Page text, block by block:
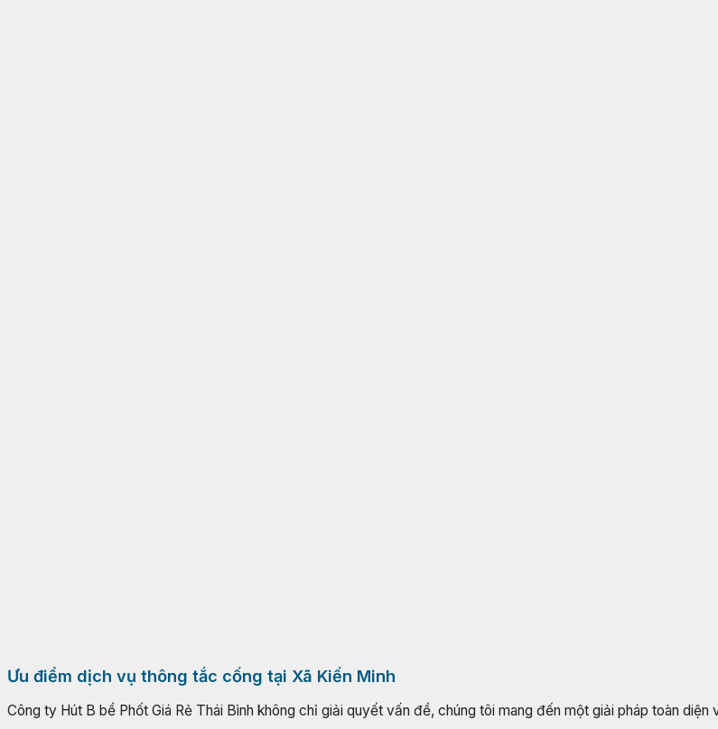
Ưu điểm dịch vụ thông tắc cống tại Xã Kiến Minh
Công ty Hút B bể Phốt Giá Rẻ Thái Bình không chỉ giải quyết vấn đề, chúng tôi mang đến một giải pháp toàn diện